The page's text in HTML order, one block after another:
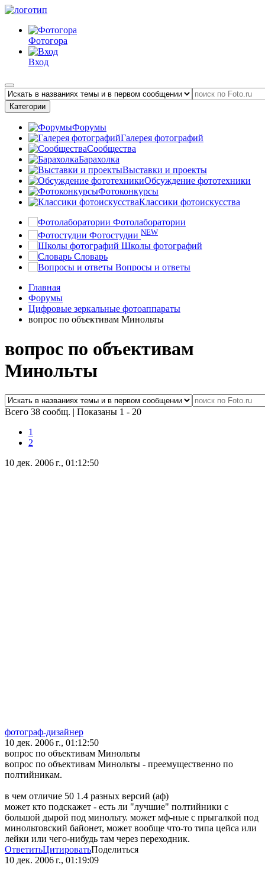
Фотогора
Вход
Категории
Форумы
Галерея фотографий
Сообщества
Барахолка
Выставки и проекты
Обсуждение фототехники
Фотоконкурсы
Классики фотоискусства
Фотолаборатории
Фотостудии NEW
Школы фотографий
Словарь
Вопросы и ответы
Главная
Форумы
Цифровые зеркальные фотоаппараты
вопрос по объективам Минольты
вопрос по объективам
Минольты
Всего 38 сообщ. | Показаны 1 - 20
1
2
10 дек. 2006 г., 01:12:50
фотограф-дизайнер
10 дек. 2006 г., 01:12:50
вопрос по объективам Минольты
вопрос по объективам Минольты - преемущественно по
полтийникам.
в чем отличие 50 1.4 разных версий (аф)
может кто подскажет - есть ли "лучшие" полтийники с
большой дырой под минольту. может мф-ные с прыгалкой под
минольтовский байонет, может вообще что-то типа цейса или
лейки или чего-нибудь там через переходник.
ОтветитьЦитироватьПоделиться
10 дек. 2006 г., 01:19:09